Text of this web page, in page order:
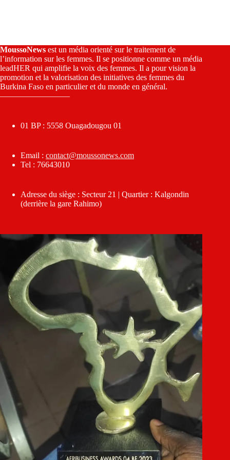
MoussoNews est un média orienté sur le traitement de
l’information sur les femmes. Il se positionne comme un média
leadHER qui amplifie la voix des femmes. Il a pour vision la
promotion et la valorisation des initiatives des femmes du
Burkina Faso en particulier et du monde en général.
————————–
01 BP : 5558 Ouagadougou 01
Email : contact@moussonews.com
Tel : 76643010
Adresse du siège : Secteur 21 | Quartier : Kalgondin
(derrière la gare Rahimo)